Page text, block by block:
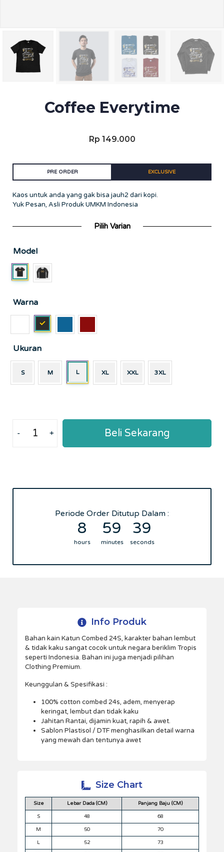
Coffee Everytime
Rp 149.000
PRE ORDER EXCLUSIVE
Kaos untuk anda yang gak bisa jauh2 dari kopi.
Yuk Pesan, Asli Produk UMKM Indonesia
Pilih Varian
Model
Warna
Ukuran
S M L XL XXL 3XL
Beli Sekarang
Periode Order Ditutup Dalam :
8
hours
59
minutes
39
seconds
Info Produk
Bahan kain Katun Combed 24S, karakter bahan lembut
& tidak kaku sangat cocok untuk negara beriklim Tropis
seperti Indonesia. Bahan ini juga menjadi pilihan
Clothing Premium.
Keunggulan & Spesifikasi :
100% cotton combed 24s, adem, menyerap
keringat, lembut dan tidak kaku
Jahitan Rantai, dijamin kuat, rapih & awet.
Sablon Plastisol / DTF menghasilkan detail warna
yang mewah dan tentunya awet
Size Chart
Size Lebar Dada (CM) Panjang Baju (CM)
S 48 68
M 50 70
L 52 73